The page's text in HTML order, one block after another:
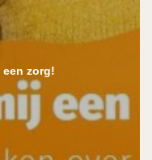
een zorg!